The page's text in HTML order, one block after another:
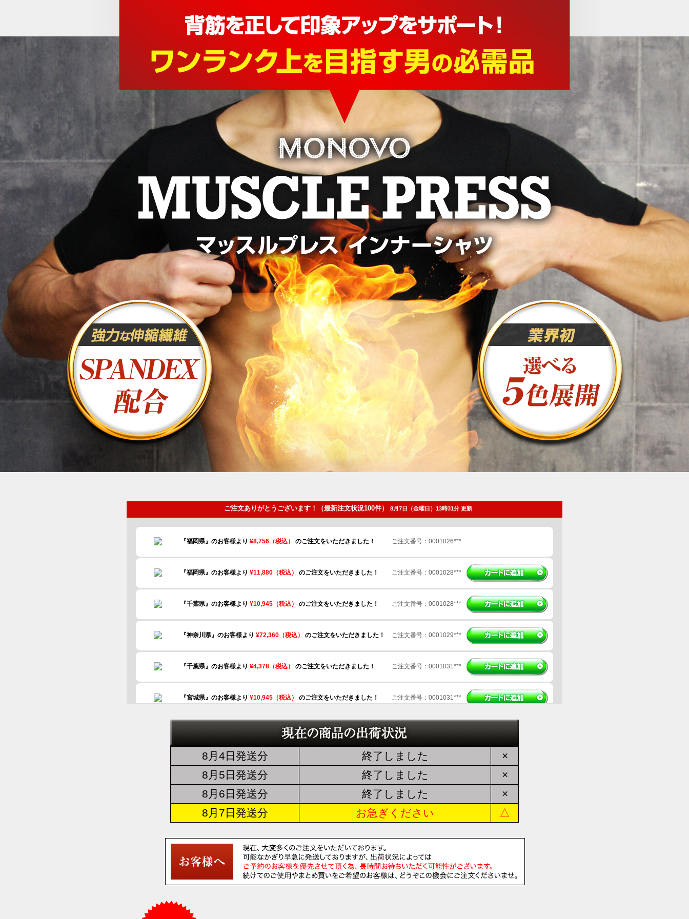
ご注文ありがとうございます！（最新注文状況100件） 8月7日（金曜日）13時31分 更新
『福岡県』のお客様より ¥5,940（税込） のご注文をいただきました！ ご注文番号：0001026***
『福岡県』のお客様より ¥8,756（税込） のご注文をいただきました！ ご注文番号：0001026***
『福岡県』のお客様より ¥11,880（税込） のご注文をいただきました！ ご注文番号：0001028***
『千葉県』のお客様より¥10,945（税込）のご注文をいただきました！ ご注文番号：0001028***
『神奈川県』のお客様より¥72,360（税込）のご注文をいただきました！ ご注文番号：0001029***
『千葉県』のお客様より ¥4,378（税込） のご注文をいただきました！ ご注文番号：0001031***
¥10,945（税込）のご注文をいただきました！ ご注文番号：0001031***
『兵庫県』のお客様より¥10,945（税込） のご注文をいただきました！ ご注文番号：0001031***
『神奈川県』のお客様より ¥4,378（税込） のご注文をいただきました！ ご注文番号：0001034***
『福岡県』のお客様より¥10,945（税込）のご注文をいただきました！ ご注文番号：0001035***
『福岡県』のお客様より¥10,945（税込） のご注文をいただきました！ ご注文番号：0001036***
『熊本県』のお客様より¥8,756（税込）のご注文をいただきました！ ご注文番号：0001046***
『茨城県』のお客様より
8月4日発送分 終了しました
×
8月5日発送分
終了しました
×
8月6日発送分
終了しました
×
8月7日発送分
お急ぎください △